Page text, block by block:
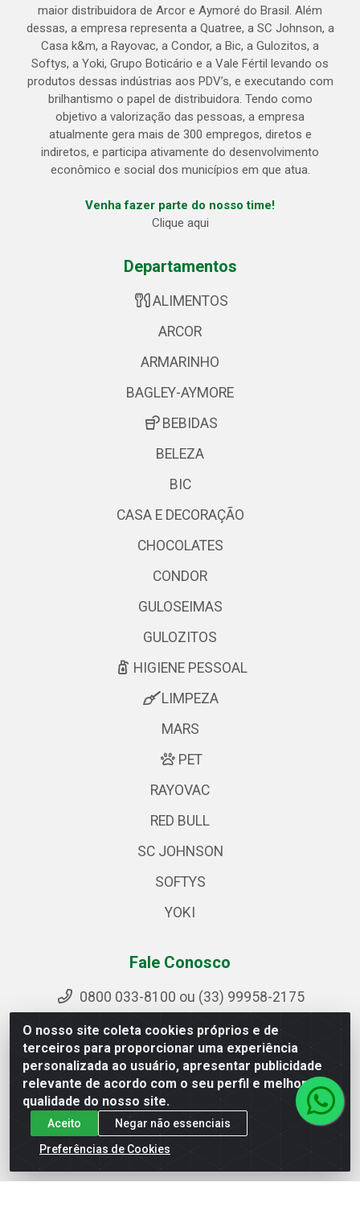
O nosso site coleta cookies próprios e de
terceiros para proporcionar uma experiência
personalizada ao usuário, apresentar publicidade
relevante de acordo com o seu perfil e melhorar a
qualidade do nosso site.
Aceito
Negar não essenciais
Preferências de Cookies
maior distribuidora de Arcor e Aymoré do Brasil. Além
dessas, a empresa representa a Quatree, a SC Johnson, a
Casa k&m, a Rayovac, a Condor, a Bic, a Gulozitos, a
Softys, a Yoki, Grupo Boticário e a Vale Fértil levando os
produtos dessas indústrias aos PDV’s, e executando com
brilhantismo o papel de distribuidora. Tendo como
objetivo a valorização das pessoas, a empresa
atualmente gera mais de 300 empregos, diretos e
indiretos, e participa ativamente do desenvolvimento
econômico e social dos municípios em que atua.
Venha fazer parte do nosso time!
Clique aqui
Departamentos
ALIMENTOS
ARCOR
ARMARINHO
BAGLEY-AYMORE
BEBIDAS
BELEZA
BIC
CASA E DECORAÇÃO
CHOCOLATES
CONDOR
GULOSEIMAS
GULOZITOS
HIGIENE PESSOAL
LIMPEZA
MARS
PET
RAYOVAC
RED BULL
SC JOHNSON
SOFTYS
YOKI
Fale Conosco
0800 033-8100 ou (33) 99958-2175
sac@ipirangamg.com.br
Acompanhe nossas publicações
Ipiranga Distribuição LTDA - Avenida Doutor Jorge
Hannas, 101 - Ponte da Aldeia - Manhuaçu / MG - CEP
36906-440 - CNPJ 25.310.749/0001-66